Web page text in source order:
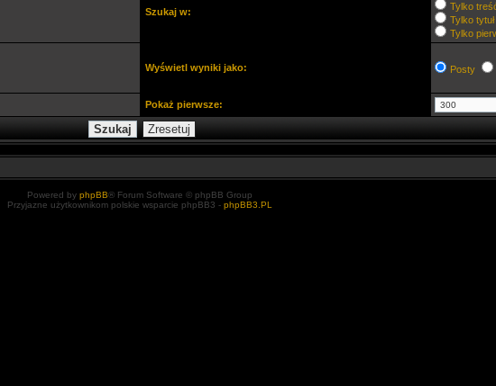
Szukaj w:
Tylko
Tylko
Tylko
Wyświetl wyniki jako: Posty
Pokaż pierwsze:
Powered by phpBB® Forum Software © phpBB Group
Przyjazne użytkownikom polskie wsparcie phpBB3 - phpBB3.PL